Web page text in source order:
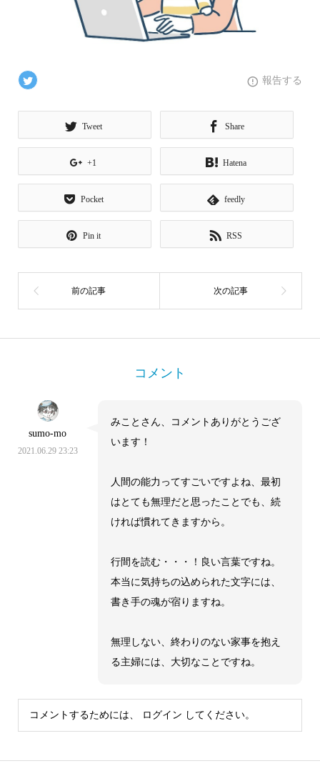
報告する
Tweet Share
+1 Hatena
Pocket feedly
Pin it RSS
コメント
sumo-mo
2021.06.29 23:23
みことさん、コメントありがとうござ
います！
人間の能力ってすごいですよね、最初
はとても無理だと思ったことでも、続
ければ慣れてきますから。
行間を読む・・・！良い言葉ですね。
本当に気持ちの込められた文字には、
書き手の魂が宿りますね。
無理しない、終わりのない家事を抱え
る主婦には、大切なことですね。
コメントするためには、 ログイン してください。